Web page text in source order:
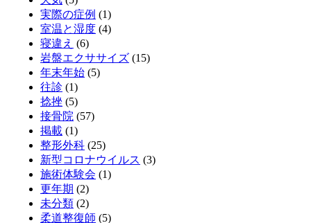
実際の症例 (1)
室温と湿度 (4)
寝違え (6)
岩盤エクササイズ (15)
年末年始 (5)
往診 (1)
捻挫 (5)
接骨院 (57)
掲載 (1)
整形外科 (25)
新型コロナウイルス (3)
施術体験会 (1)
更年期 (2)
未分類 (2)
柔道整復師 (5)